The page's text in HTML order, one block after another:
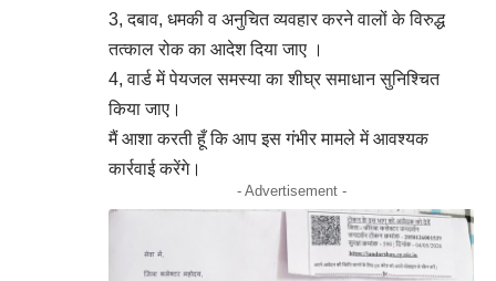
3, दबाव, धमकी व अनुचित व्यवहार करने वालों के विरुद्ध
तत्काल रोक का आदेश दिया जाए ।
4, वार्ड में पेयजल समस्या का शीघ्र समाधान सुनिश्चित
किया जाए।
मैं आशा करती हूँ कि आप इस गंभीर मामले में आवश्यक
कार्रवाई करेंगे।
- Advertisement -